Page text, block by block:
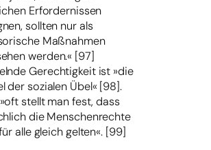
Erfordernissen
sollten nur als
Maßnahmen
werden.« [97]
Gerechtigkeit ist »die
der sozialen Übel« [98].
stellt man fest, dass
die Menschenrechte
alle gleich gelten«. [99]